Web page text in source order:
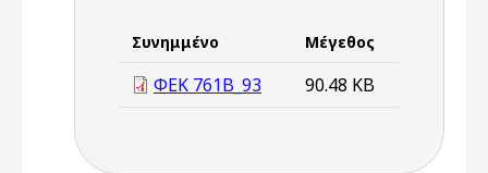
Συνημμένο Μέγεθος
ΦΕΚ 761Β_93 90.48 KB